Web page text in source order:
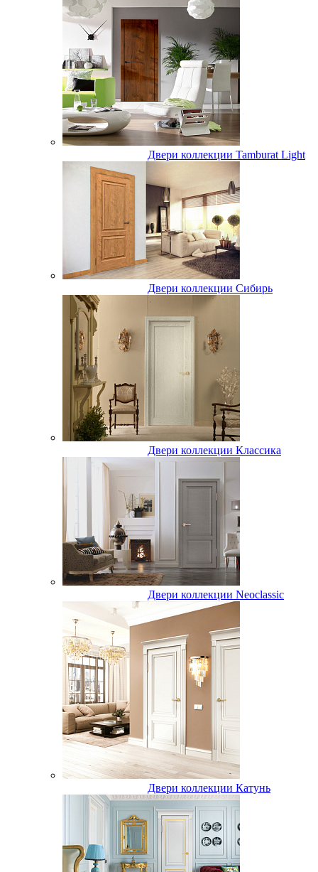
Двери коллекции Tamburat Light
Двери коллекции Сибирь
Двери коллекции Классика
Двери коллекции Neoclassic
Двери коллекции Катунь